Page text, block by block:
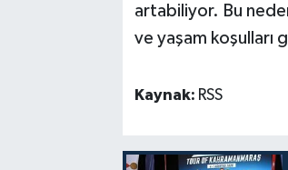
artabiliyor. Bu
ve yaşam
Kaynak: RSS